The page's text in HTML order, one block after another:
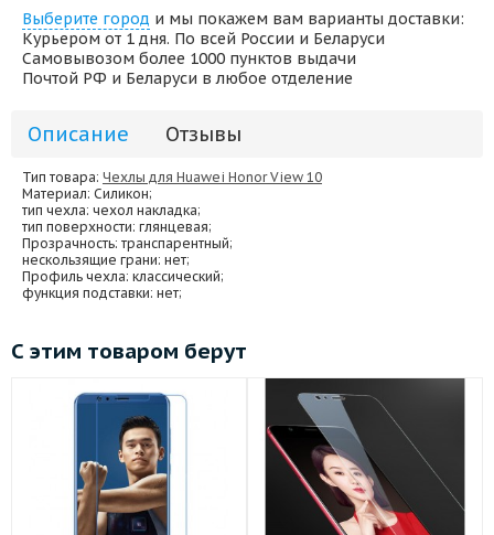
Выберите город и мы покажем вам варианты доставки:
Курьером от 1 дня. По всей России и Беларуси
Самовывозом более 1000 пунктов выдачи
Почтой РФ и Беларуси в любое отделение
Описание Отзывы
Тип товара: Чехлы для Huawei Honor View 10
Материал: Силикон;
тип чехла: чехол накладка;
тип поверхности: глянцевая;
Прозрачность: транспарентный;
нескользящие грани: нет;
Профиль чехла: классический;
функция подставки: нет;
С этим товаром берут